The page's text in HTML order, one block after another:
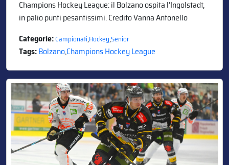
Champions Hockey League: il Bolzano ospita l’Ingolstadt,
in palio punti pesantissimi. Credito Vanna Antonello
Categorie:Campionati,Hockey,Senior
Tags:Bolzano,Champions Hockey League